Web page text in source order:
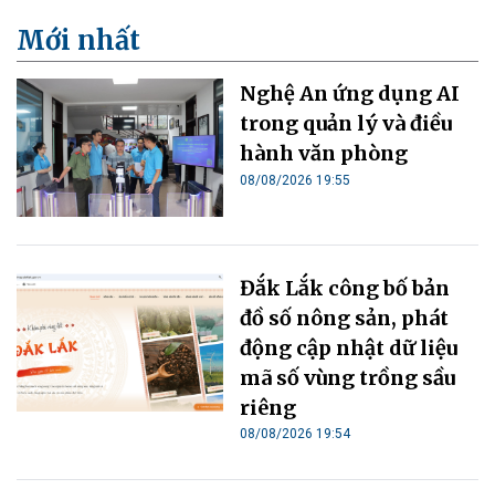
Mới nhất
Nghệ An ứng dụng AI
trong quản lý và điều
hành văn phòng
08/08/2026 19:55
Đắk Lắk công bố bản
đồ số nông sản, phát
động cập nhật dữ liệu
mã số vùng trồng sầu
riêng
08/08/2026 19:54